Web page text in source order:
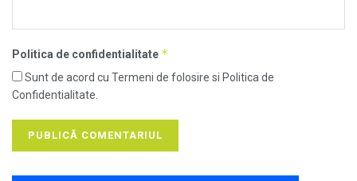
Politica de confidentialitate *
Sunt de acord cu Termeni de folosire si Politica de
Confidentialitate.